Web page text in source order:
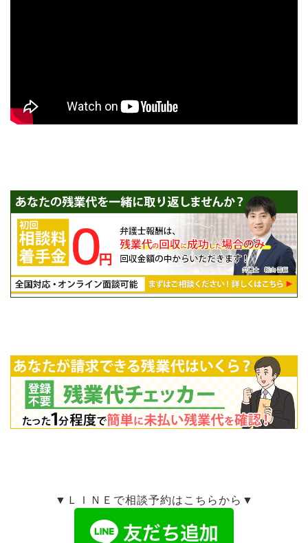
▼ＬＩＮＥで相談予約はこちらから▼